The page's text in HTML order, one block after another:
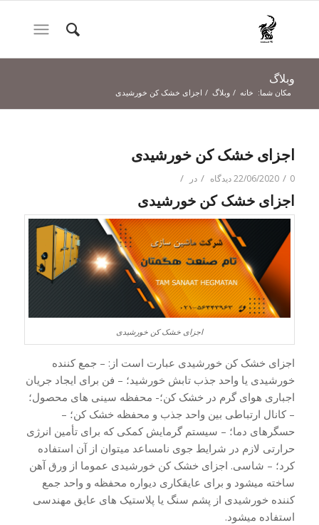
وبلاگ
مکان شما: خانه / وبلاگ / اجزای خشک کن خورشیدی
اجزای خشک کن خورشیدی
22/06/2020 / 0 دیدگاه / در /
اجزای خشک کن خورشیدی
اجزای خشک کن خورشیدی
اجزای خشک کن خورشیدی عبارت است از: – جمع کننده
خورشیدی یا واحد جذب تابش خورشید؛ – فن برای ایجاد جریان
اجباری هوای گرم در خشک کن؛- محفظه سینی های محصول؛
– کانال ارتباطی بین واحد جذب و محفظه خشک کن؛ –
حسگرهای دما؛ – سیستم گرمایش کمکی که برای تأمین انرژی
حرارتی لازم در شرایط جوی نامساعد میتوان از آن استفاده
کرد؛ – شاسی. اجزای خشک کن خورشیدی عموما از ورق آهن
ساخته میشود و برای عایقکاری دیواره محفظه و واحد جمع
کننده خورشیدی از پشم سنگ یا پلاستیک های عایق مهندسی
استفاده میشود.